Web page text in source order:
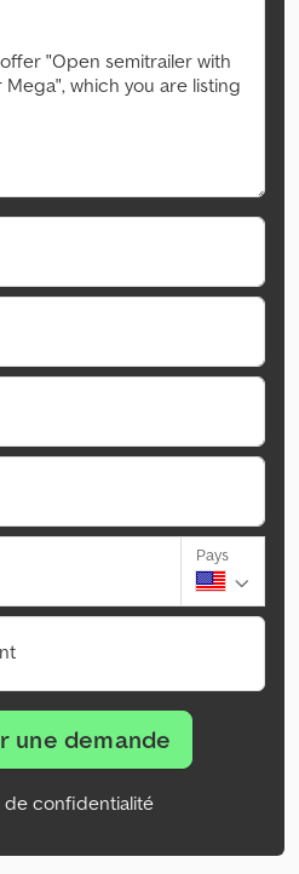
Pays
une demande
de confidentialité